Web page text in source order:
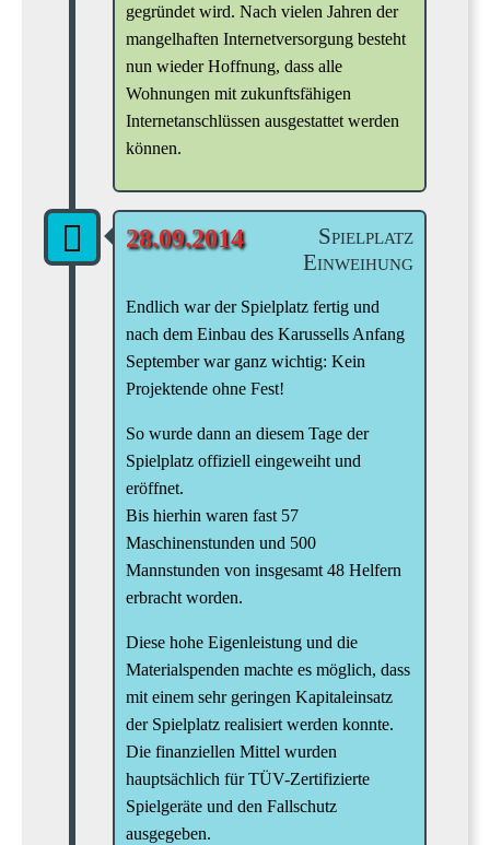
gegründet wird. Nach vielen Jahren der
mangelhaften Internetversorgung besteht
nun wieder Hoffnung, dass alle
Wohnungen mit zukunftsfähigen
Internetanschlüssen ausgestattet werden
können.
28.09.2014
Spielplatz
Einweihung
Endlich war der Spielplatz fertig und
nach dem Einbau des Karussells Anfang
September war ganz wichtig: Kein
Projektende ohne Fest!
So wurde dann an diesem Tage der
Spielplatz offiziell eingeweiht und
eröffnet.
Bis hierhin waren fast 57
Maschinenstunden und 500
Mannstunden von insgesamt 48 Helfern
erbracht worden.
Diese hohe Eigenleistung und die
Materialspenden machte es möglich, dass
mit einem sehr geringen Kapitaleinsatz
der Spielplatz realisiert werden konnte.
Die finanziellen Mittel wurden
hauptsächlich für TÜV-Zertifizierte
Spielgeräte und den Fallschutz
ausgegeben.